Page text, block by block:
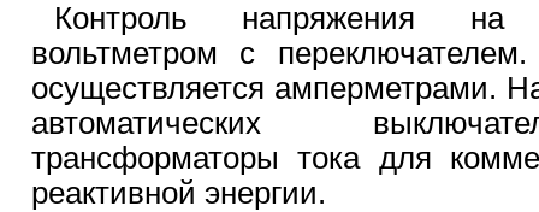
Контроль напряжения на
вольтметром с
осуществляется амперметрами.
автоматических
трансформаторы тока для
реактивной энергии.